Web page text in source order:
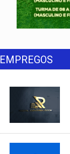
EMPREGOS